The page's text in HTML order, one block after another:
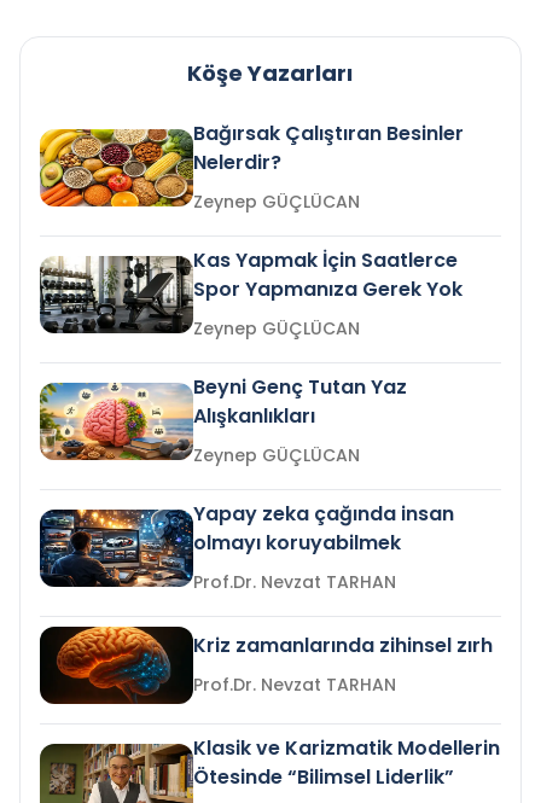
Köşe Yazarları
Bağırsak Çalıştıran Besinler
Nelerdir?
Zeynep GÜÇLÜCAN
Kas Yapmak İçin Saatlerce
Spor Yapmanıza Gerek Yok
Zeynep GÜÇLÜCAN
Beyni Genç Tutan Yaz
Alışkanlıkları
Zeynep GÜÇLÜCAN
Yapay zeka çağında insan
olmayı koruyabilmek
Prof.Dr. Nevzat TARHAN
Kriz zamanlarında zihinsel zırh
Prof.Dr. Nevzat TARHAN
Klasik ve Karizmatik Modellerin
Ötesinde “Bilimsel Liderlik”